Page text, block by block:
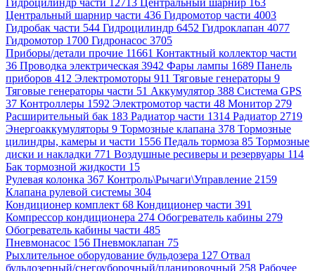
Гидроцилиндр части 12713 Центральный шарнир 163
Центральный шарнир части 436 Гидромотор части 4003
Гидробак части 544 Гидроцилиндр 6452 Гидроклапан 4077
Гидромотор 1700 Гидронасос 3705
Приборы/детали прочие 11661 Контактный коллектор части
36 Проводка электрическая 3942 Фары лампы 1689 Панель
приборов 412 Электромоторы 911 Тяговые генераторы 9
Тяговые генераторы части 51 Аккумулятор 388 Система GPS
37 Контроллеры 1592 Электромотор части 48 Монитор 279
Расширительный бак 183 Радиатор части 1314 Радиатор 2719
Энергоаккумуляторы 9 Тормозные клапана 378 Тормозные
цилиндры, камеры и части 1556 Педаль тормоза 85 Тормозные
диски и накладки 771 Воздушные ресиверы и резервуары 114
Бак тормозной жидкости 15
Рулевая колонка 367 Контроль\Рычаги\Управление 2159
Клапана рулевой системы 304
Кондиционер комплект 68 Кондиционер части 391
Компрессор кондиционера 274 Обогреватель кабины 279
Обогреватель кабины части 485
Пневмонасос 156 Пневмоклапан 75
Рыхлительное оборудование бульдозера 127 Отвал
бульдозерный/снегоуборочный/планировочный 258 Рабочее